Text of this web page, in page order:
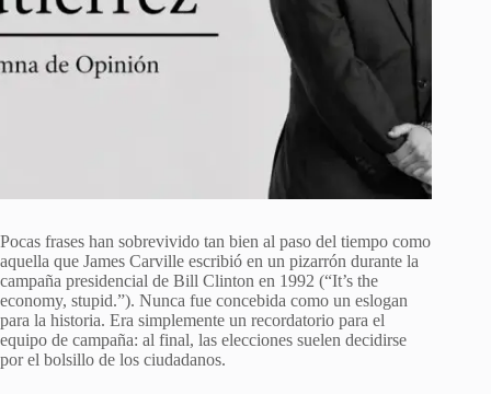
Pocas frases han sobrevivido tan bien al paso del tiempo como
aquella que James Carville escribió en un pizarrón durante la
campaña presidencial de Bill Clinton en 1992 (“It’s the
economy, stupid.”). Nunca fue concebida como un eslogan
para la historia. Era simplemente un recordatorio para el
equipo de campaña: al final, las elecciones suelen decidirse
por el bolsillo de los ciudadanos.